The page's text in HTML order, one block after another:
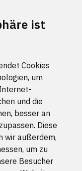
ist
Cookies
um
und die
besser an
Diese
wir außerdem,
um zu
Besucher
* Henfenfeld